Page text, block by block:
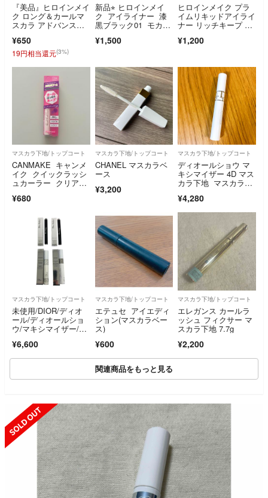
『美品』ヒロインメイ
ク ロング＆カールマ
スカラ アドバンスト
¥650
19円相当還元(3%)
新品⭐︎ ヒロインメイ
ク アイライナー 漆
黒ブラック01 モカグ
¥1,500
ヒロインメイク プラ
イムリキッドアイライ
ナー リッチキープ 0
¥1,200
マスカラ下地/トップコート
CANMAKE キャンメ
イク クイックラッシ
ュカーラー クリアタ
¥680
マスカラ下地/トップコート
CHANEL マスカラベ
ース
¥3,200
マスカラ下地/トップコート
ディオールショウ マ
キシマイザー 4D マス
カラ下地 マスカラベ
¥4,280
マスカラ下地/トップコート
未使用/DIOR/ディオ
ール/ディオールショ
ウ/マキシマイザー/ア
ナー/4点セット/RS16
00
¥6,600
マスカラ下地/トップコート
エテュセ アイエディ
ション(マスカラベー
ス)
¥600
マスカラ下地/トップコート
エレガンス カールラ
ッシュ フィクサー マ
スカラ下地 7.7g
¥2,200
関連商品をもっと見る
SOLD OUT